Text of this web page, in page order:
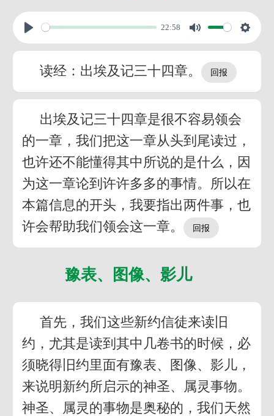
22:58
读经：出埃及记三十四章。
出埃及记三十四章是很不容易领会
的一章，我们把这一章从头到尾读过，
也许还不能懂得其中所说的是什么，因
为这一章论到许许多多的事情。所以在
本篇信息的开头，我要指出两件事，也
许会帮助我们领会这一章。
豫表、图像、影儿
首先，我们这些新约信徒来读旧
约，尤其是读到其中几卷书的时候，必
须晓得旧约里面有豫表、图像、影儿，
来说明新约所启示的神圣、属灵事物。
神圣、属灵的事物是奥秘的，我们天然